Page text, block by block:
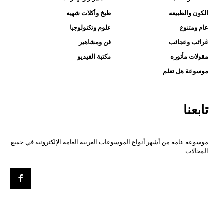
تابعنا
موسوعة عامة من أشهر أنواع الموسوعات العربية العامة الإلكترونية في جميع
المجالات.
الكون والطبيعه
طبخ وأكلات شهيه
عام ومتنوع
علوم وتكنولوجيا
غرائب وعجائب
فن ومشاهير
مقولات مأثوره
مكتبة الفيديو
موسوعة هل تعلم